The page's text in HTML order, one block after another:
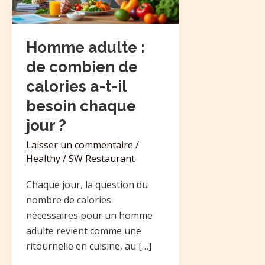
Homme adulte :
de combien de
calories a-t-il
besoin chaque
jour ?
Laisser un commentaire /
Healthy/SW Restaurant
Chaque jour, la question du
nombre de calories
nécessaires pour un homme
adulte revient comme une
ritournelle en cuisine, au […]
de
calories
a-
il
besoin
chaque
jour
?